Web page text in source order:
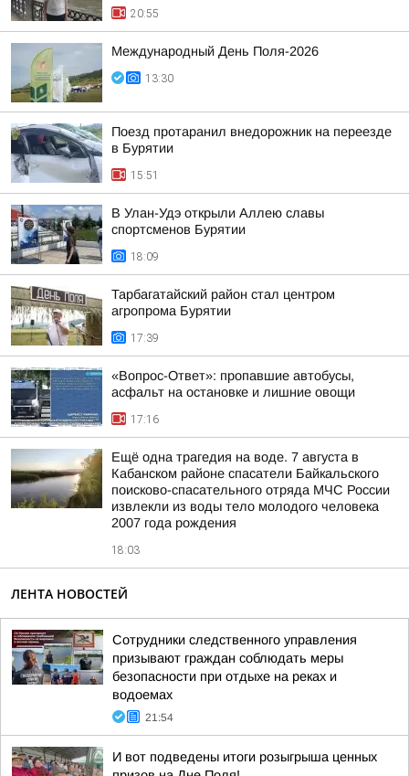
20:55
Международный День Поля-2026
13:30
Поезд протаранил внедорожник на переезде
в Бурятии
15:51
В Улан-Удэ открыли Аллею славы
спортсменов Бурятии
18:09
Тарбагатайский район стал центром
агропрома Бурятии
17:39
«Вопрос-Ответ»: пропавшие автобусы,
асфальт на остановке и лишние овощи
17:16
Ещё одна трагедия на воде. 7 августа в
Кабанском районе спасатели Байкальского
поисково-спасательного отряда МЧС России
извлекли из воды тело молодого человека
2007 года рождения
18:03
ЛЕНТА НОВОСТЕЙ
Сотрудники следственного управления
призывают граждан соблюдать меры
безопасности при отдыхе на реках и
водоемах
21:54
И вот подведены итоги розыгрыша ценных